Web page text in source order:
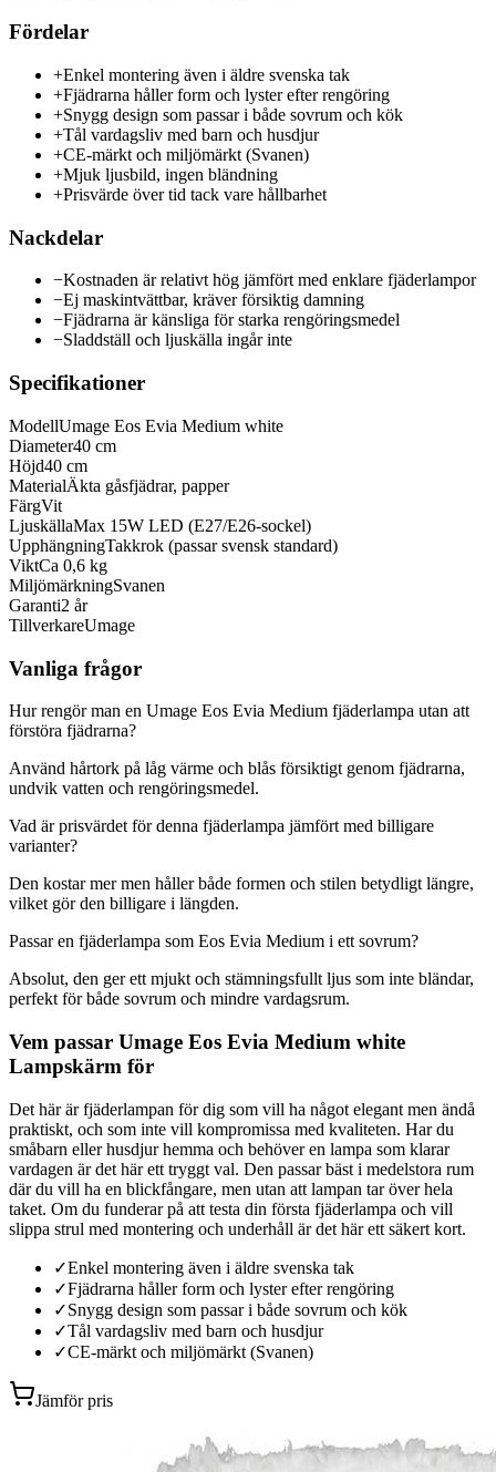
Fördelar
+Enkel montering även i äldre svenska tak
+Fjädrarna håller form och lyster efter rengöring
+Snygg design som passar i både sovrum och kök
+Tål vardagsliv med barn och husdjur
+CE-märkt och miljömärkt (Svanen)
+Mjuk ljusbild, ingen bländning
+Prisvärde över tid tack vare hållbarhet
Nackdelar
−Kostnaden är relativt hög jämfört med enklare fjäderlampor
−Ej maskintvättbar, kräver försiktig damning
−Fjädrarna är känsliga för starka rengöringsmedel
−Sladdställ och ljuskälla ingår inte
Specifikationer
ModellUmage Eos Evia Medium white
Diameter40 cm
Höjd40 cm
MaterialÄkta gåsfjädrar, papper
FärgVit
LjuskällaMax 15W LED (E27/E26-sockel)
UpphängningTakkrok (passar svensk standard)
ViktCa 0,6 kg
MiljömärkningSvanen
Garanti2 år
TillverkareUmage
Vanliga frågor
Hur rengör man en Umage Eos Evia Medium fjäderlampa utan att
förstöra fjädrarna?
Använd hårtork på låg värme och blås försiktigt genom fjädrarna,
undvik vatten och rengöringsmedel.
Vad är prisvärdet för denna fjäderlampa jämfört med billigare
varianter?
Den kostar mer men håller både formen och stilen betydligt längre,
vilket gör den billigare i längden.
Passar en fjäderlampa som Eos Evia Medium i ett sovrum?
Absolut, den ger ett mjukt och stämningsfullt ljus som inte bländar,
perfekt för både sovrum och mindre vardagsrum.
Vem passar Umage Eos Evia Medium white
Lampskärm för
Det här är fjäderlampan för dig som vill ha något elegant men ändå
praktiskt, och som inte vill kompromissa med kvaliteten. Har du
småbarn eller husdjur hemma och behöver en lampa som klarar
vardagen är det här ett tryggt val. Den passar bäst i medelstora rum
där du vill ha en blickfångare, men utan att lampan tar över hela
taket. Om du funderar på att testa din första fjäderlampa och vill
slippa strul med montering och underhåll är det här ett säkert kort.
✓Enkel montering även i äldre svenska tak
✓Fjädrarna håller form och lyster efter rengöring
✓Snygg design som passar i både sovrum och kök
✓Tål vardagsliv med barn och husdjur
✓CE-märkt och miljömärkt (Svanen)
Jämför pris